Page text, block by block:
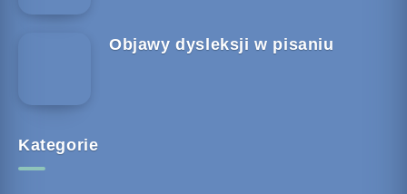
Objawy dysleksji w pisaniu
Kategorie